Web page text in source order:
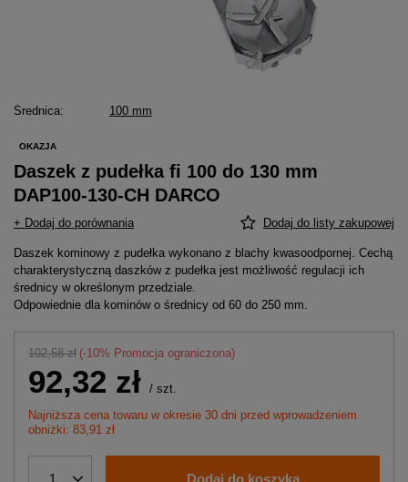
Średnica 100 mm
OKAZJA
Daszek z pudełka fi 100 do 130 mm
DAP100-130-CH DARCO
+ Dodaj do porównania Dodaj do listy zakupowej
Daszek kominowy z pudełka wykonano z blachy kwasoodpornej. Cechą
charakterystyczną daszków z pudełka jest możliwość regulacji ich
średnicy w określonym przedziale.
Odpowiednie dla kominów o średnicy od 60 do 250 mm.
102,58 zł (-10% Promocja ograniczona)
92,32 zł / szt.
Najniższa cena towaru w okresie 30 dni przed wprowadzeniem
obniżki: 83,91 zł
1 Dodaj do koszyka